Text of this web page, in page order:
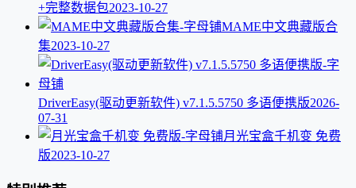
+完整数据包2023-10-27
MAME中文典藏版合
集2023-10-27
DriverEasy(驱动更新软件) v7.1.5.5750 多语便携版2026-
07-31
月光宝盒千机变 免费
版2023-10-27